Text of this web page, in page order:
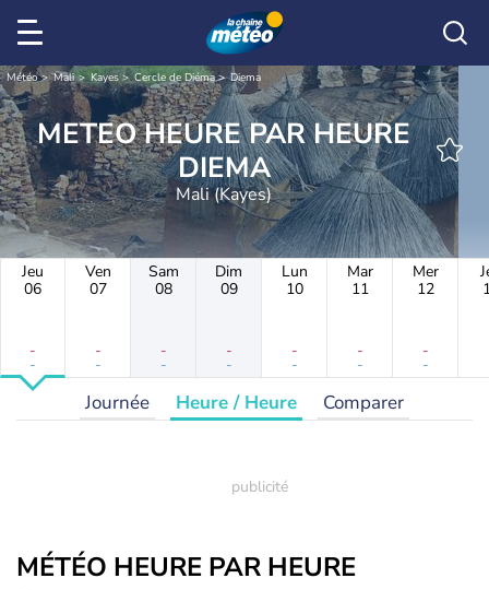
Météo Mali Kayes Cercle de Diéma Diema
METEO HEURE PAR HEURE
DIEMA
Mali (Kayes)
Jeu
06
-
-
Ven
07
-
-
Sam
08
-
-
Dim
09
-
-
Lun
10
-
-
Mar
11
-
-
Mer
12
-
-
Journée Heure / Heure Comparer
MÉTÉO HEURE PAR HEURE